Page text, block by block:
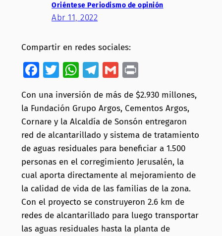
Oriéntese Periodismo de opinión
Abr 11, 2022
Compartir en redes sociales:
Facebook
Twitter
WhatsApp
Telegram
GmailPrint
Con una inversión de más de $2.930 millones,
la Fundación Grupo Argos, Cementos Argos,
Cornare y la Alcaldía de Sonsón entregaron
red de alcantarillado y sistema de tratamiento
de aguas residuales para beneficiar a 1.500
personas en el corregimiento Jerusalén, la
cual aporta directamente al mejoramiento de
la calidad de vida de las familias de la zona.
Con el proyecto se construyeron 2.6 km de
redes de alcantarillado para luego transportar
las aguas residuales hasta la planta de